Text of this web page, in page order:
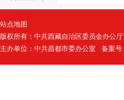
站点地图
版权所有：中共西藏自治区委员会办公厅
主办单位：中共昌都市委办公室 备案号: